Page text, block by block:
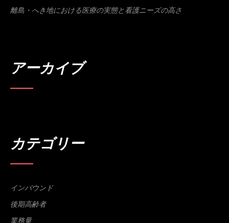
離島・へき地における医療の実態と看護ニーズの高さ
アーカイブ
カテゴリー
インバウンド
後期高齢者
業務量